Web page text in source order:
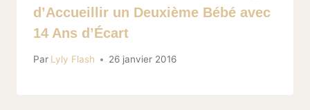
d’Accueillir un Deuxième Bébé avec
14 Ans d’Écart
Par Lyly Flash 26 janvier 2016